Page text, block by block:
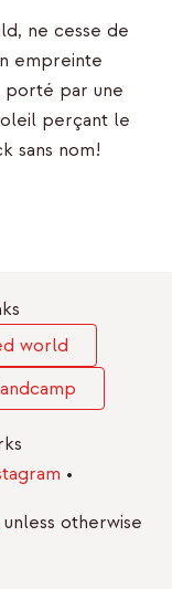
ne cesse de
empreinte
porté par une
perçant le
sans nom!
world
•
unless otherwise